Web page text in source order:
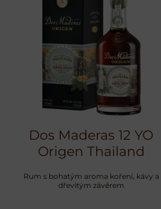
Dos Maderas 12 YO
Origen Thailand
Rum s bohatým aroma koření, kávy a
dřevitým závěrem